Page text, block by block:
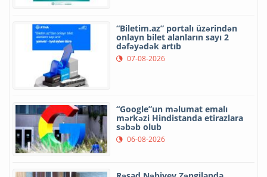
“Biletim.az” portalı üzərindən
onlayn bilet alanların sayı 2
dəfəyədək artıb
07-08-2026
“Google”un məlumat emalı
mərkəzi Hindistanda etirazlara
səbəb olub
06-08-2026